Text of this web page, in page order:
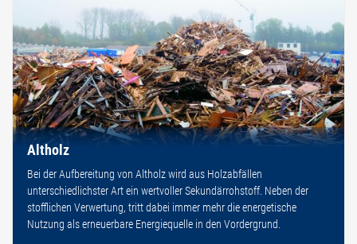
Altholz
Bei der Aufbereitung von Altholz wird aus Holzabfällen
unterschiedlichster Art ein wertvoller Sekundärrohstoff. Neben der
stofflichen Verwertung, tritt dabei immer mehr die energetische
Nutzung als erneuerbare Energiequelle in den Vordergrund.